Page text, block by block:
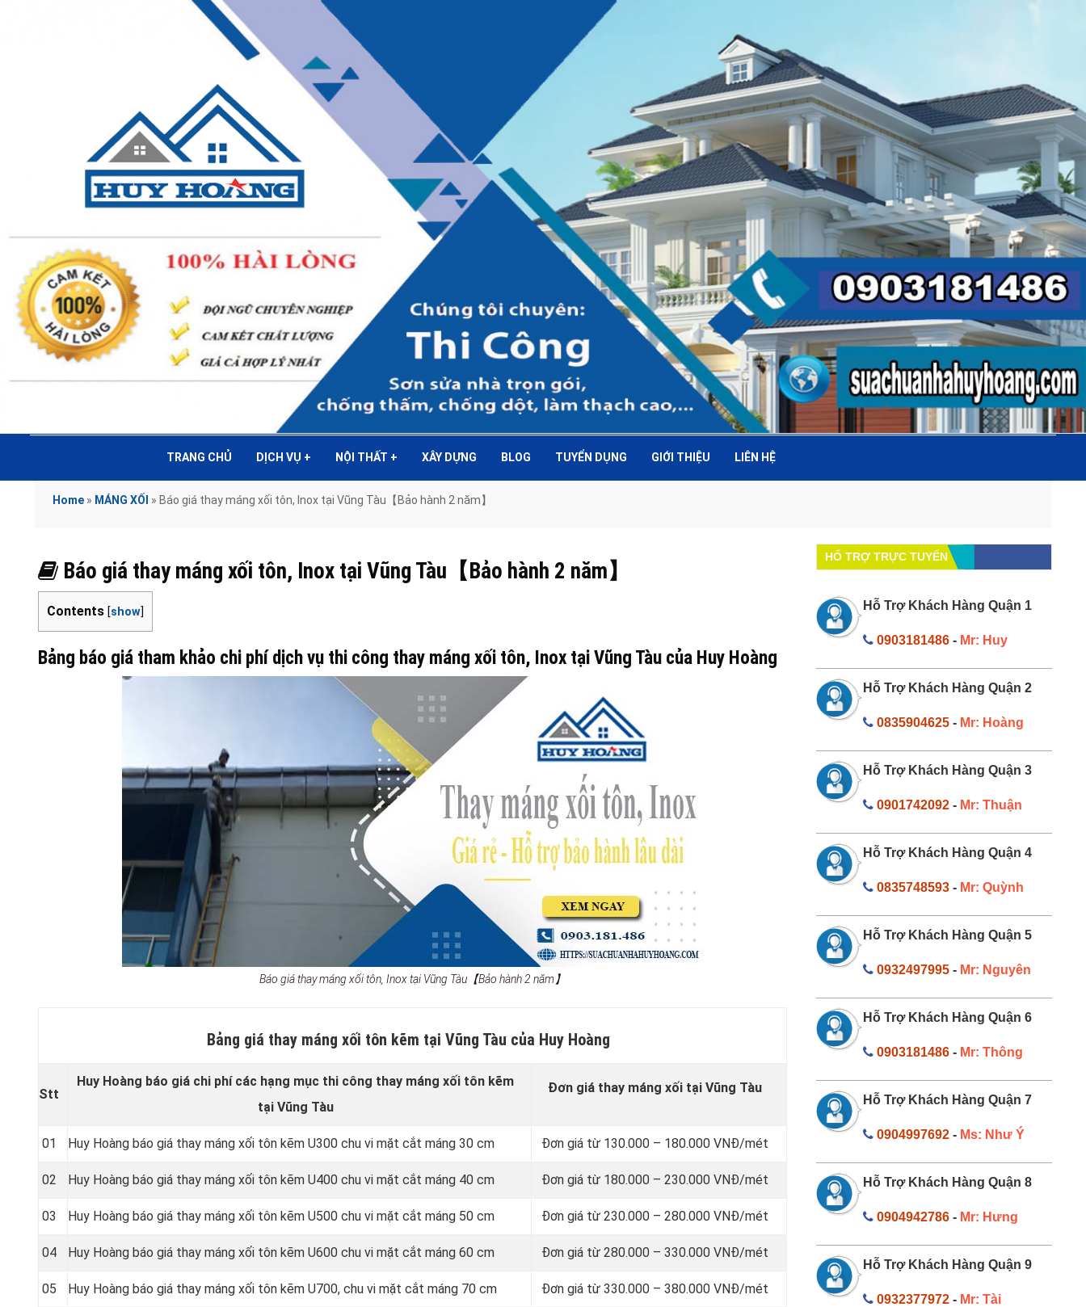
TRANG CHỦ DỊCH VỤ + NỘI THẤT + XÂY DỰNG BLOG TUYỂN DỤNG GIỚI THIỆU LIÊN HỆ
Home » MÁNG XỐI » Báo giá thay máng xối tôn, Inox tại Vũng Tàu【Bảo hành 2 năm】
Báo giá thay máng xối tôn, Inox tại Vũng Tàu【Bảo hành 2 năm】
Contents [show]
Bảng báo giá tham khảo chi phí dịch vụ thi công thay máng xối tôn, Inox tại Vũng Tàu của Huy Hoàng
Báo giá thay máng xối tôn, Inox tại Vũng Tàu【Bảo hành 2 năm】
Bảng giá thay máng xối tôn kẽm tại Vũng Tàu của Huy Hoàng
Stt
Huy Hoàng báo giá chi phí các hạng mục thi công thay máng xối tôn kẽm
tại Vũng Tàu
Đơn giá thay máng xối tại Vũng Tàu
01 Huy Hoàng báo giá thay máng xối tôn kẽm U300 chu vi mặt cắt máng 30 cm Đơn giá từ 130.000 – 180.000 VNĐ/mét
02 Huy Hoàng báo giá thay máng xối tôn kẽm U400 chu vi mặt cắt máng 40 cm Đơn giá từ 180.000 – 230.000 VNĐ/mét
03 Huy Hoàng báo giá thay máng xối tôn kẽm U500 chu vi mặt cắt máng 50 cm Đơn giá từ 230.000 – 280.000 VNĐ/mét
04 Huy Hoàng báo giá thay máng xối tôn kẽm U600 chu vi mặt cắt máng 60 cm Đơn giá từ 280.000 – 330.000 VNĐ/mét
05 Huy Hoàng báo giá thay máng xối tôn kẽm U700, chu vi mặt cắt máng 70 cm Đơn giá từ 330.000 – 380.000 VNĐ/mét
HỔ TRỢ TRỰC TUYẾN
Hỗ Trợ Khách Hàng Quận 1
0903181486 - Mr: Huy
Hỗ Trợ Khách Hàng Quận 2
0835904625 - Mr: Hoàng
Hỗ Trợ Khách Hàng Quận 3
0901742092 - Mr: Thuận
Hỗ Trợ Khách Hàng Quận 4
0835748593 - Mr: Quỳnh
Hỗ Trợ Khách Hàng Quận 5
0932497995 - Mr: Nguyên
Hỗ Trợ Khách Hàng Quận 6
0903181486 - Mr: Thông
Hỗ Trợ Khách Hàng Quận 7
0904997692 - Ms: Như Ý
Hỗ Trợ Khách Hàng Quận 8
0904942786 - Mr: Hưng
Hỗ Trợ Khách Hàng Quận 9
0932377972 - Mr: Tài